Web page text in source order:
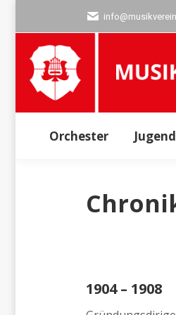
Orchester Jugend
1904 – 1908
Orchester